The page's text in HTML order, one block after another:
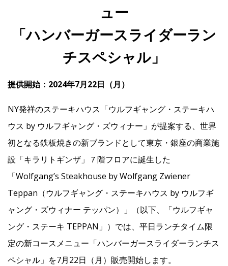
IR
投資家の皆様へ
Franchise
Contact
Facebook
ュー
「ハンバーガースライダーラン
チスペシャル」
提供開始：2024年7月22日（月）
NY発祥のステーキハウス「ウルフギャング・ステーキハ
ウス by ウルフギャング・ズウィナー」が提案する、世界
初となる鉄板焼きの新ブランドとして東京・銀座の商業施
設「キラリトギンザ」７階フロアに誕生した
「Wolfgang’s Steakhouse by Wolfgang Zwiener
Teppan（ウルフギャング・ステーキハウス by ウルフギ
ャング・ズウィナー テッパン）」（以下、「ウルフギャ
ング・ステーキ TEPPAN」）では、平日ランチタイム限
定の新コースメニュー「ハンバーガースライダーランチス
ペシャル」を7月22日（月）販売開始します。